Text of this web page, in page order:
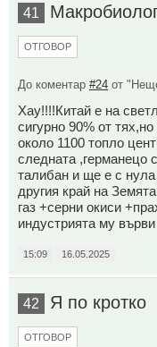
41
ОТГОВОР
До коментар #24 от
Хау!!!!Китай е на
сигурно 90% от
около 1100 топло
следната ,германецо
талибан и ще е с
другия край на
газ +серни окиси
индустрията му
15:09 16.05.2025
42 Я по кротко
ОТГОВОР